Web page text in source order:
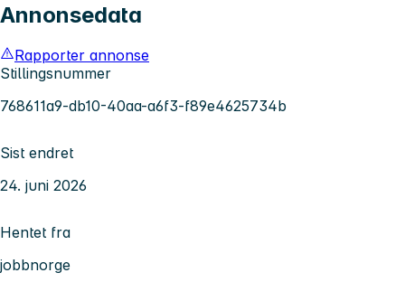
Annonsedata
Rapporter annonse
Stillingsnummer
768611a9-db10-40aa-a6f3-f89e4625734b
Sist endret
24. juni 2026
Hentet fra
jobbnorge